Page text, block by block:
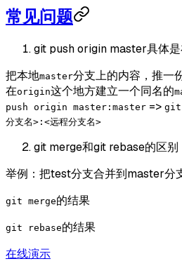
常见问题
git push origin master具体
把本地master分支上的内容，推一
在origin这个地方建立一个同名的
push origin master:master => git
分支名>:<远程分支名>
git merge和git rebase的区别
举例：把test分支合并到master分
git merge的结果
git rebase的结果
在线演示